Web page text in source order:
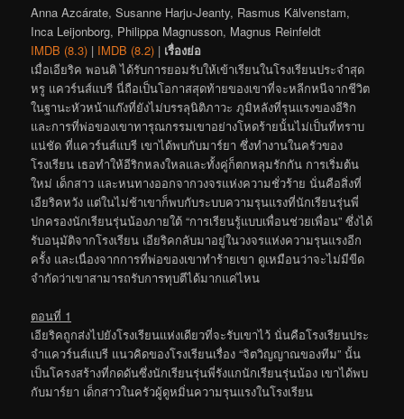
Anna Azcárate, Susanne Harju-Jeanty, Rasmus Kälvenstam,
Inca Leijonborg, Philippa Magnusson, Magnus Reinfeldt
IMDB (8.3) | IMDB (8.2) | เรื่องย่อ
เมื่อเอียริค พอนติ ได้รับการยอมรับให้เข้าเรียนในโรงเรียนประจำสุด
หรู แควร์นส์แบรี นี่ถือเป็นโอกาสสุดท้ายของเขาที่จะหลีกหนีจากชีวิต
ในฐานะหัวหน้าแก๊งที่ยังไม่บรรลุนิติภาวะ ภูมิหลังที่รุนแรงของอีริก
และการที่พ่อของเขาทารุณกรรมเขาอย่างโหดร้ายนั้นไม่เป็นที่ทราบ
แน่ชัด ที่แควร์นส์แบรี เขาได้พบกับมาร์ยา ซึ่งทำงานในครัวของ
โรงเรียน เธอทำให้อีริกหลงใหลและทั้งคู่ก็ตกหลุมรักกัน การเริ่มต้น
ใหม่ เด็กสาว และหนทางออกจากวงจรแห่งความชั่วร้าย นั่นคือสิ่งที่
เอียริคหวัง แต่ในไม่ช้าเขาก็พบกับระบบความรุนแรงที่นักเรียนรุ่นพี่
ปกครองนักเรียนรุ่นน้องภายใต้ “การเรียนรู้แบบเพื่อนช่วยเพื่อน” ซึ่งได้
รับอนุมัติจากโรงเรียน เอียริคกลับมาอยู่ในวงจรแห่งความรุนแรงอีก
ครั้ง และเนื่องจากการที่พ่อของเขาทำร้ายเขา ดูเหมือนว่าจะไม่มีขีด
จำกัดว่าเขาสามารถรับการทุบตีได้มากแค่ไหน
ตอนที่ 1
เอียริคถูกส่งไปยังโรงเรียนแห่งเดียวที่จะรับเขาไว้ นั่นคือโรงเรียนประ
จำแควร์นส์แบรี แนวคิดของโรงเรียนเรื่อง “จิตวิญญาณของทีม” นั้น
เป็นโครงสร้างที่กดดันซึ่งนักเรียนรุ่นพี่รังแกนักเรียนรุ่นน้อง เขาได้พบ
กับมาร์ยา เด็กสาวในครัวผู้ดูหมิ่นความรุนแรงในโรงเรียน